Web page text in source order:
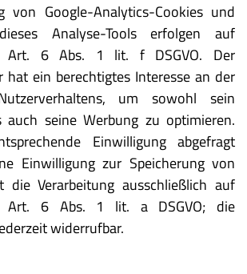
von Google-Analytics-Cookies und
Analyse-Tools erfolgen auf
Art. 6 Abs. 1 lit. f DSGVO. Der
hat ein berechtigtes Interesse an der
um sowohl sein
auch seine Werbung zu optimieren.
Einwilligung abgefragt
Einwilligung zur Speicherung von
die Verarbeitung ausschließlich auf
Art. 6 Abs. 1 lit. a DSGVO; die
widerrufbar.